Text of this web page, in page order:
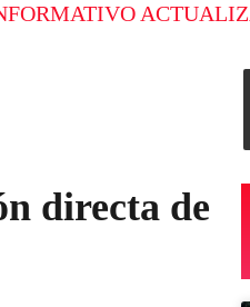
directa de